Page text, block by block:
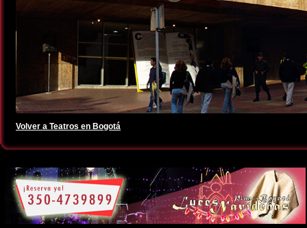
Volver a Teatros en Bogotá